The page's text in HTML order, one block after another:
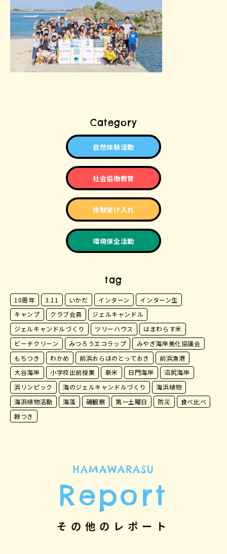
Category
自然体験活動
社会協働教育
体験受け入れ
環境保全活動
tag
10周年 3.11 いかだ インターン
インターン生
キャンプ
クラブ会員
ジェルキャンドル
ジェルキャンドルづくり
ツリーハウス
はまわらす米
ビーチクリーン
みつろうエコラップ
みやぎ海岸美化協議会
もちつき
わかめ 前浜おらほのとっておき
前浜漁港
大谷海岸
小学校出前授業 新米 日門海岸
沼尻海岸
浜リンピック
海のジェルキャンドルづくり
海浜植物
海浜植物活動
海藻 磯観察 第一土曜日 防災
食べ比べ
餅つき
HAMAWARASU
Report
その他のレポート